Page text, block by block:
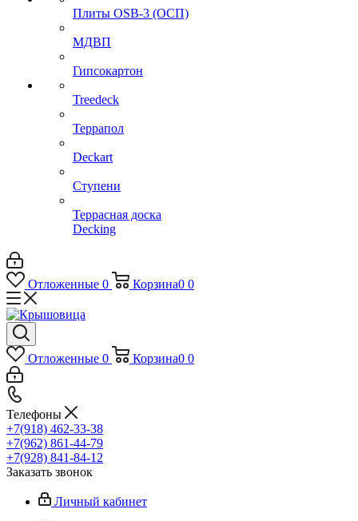
Плиты OSB-3 (ОСП)
МДВП
Гипсокартон
Treedeck
Террапол
Deckart
Ступени
Террасная доска
Decking
Отложенные 0 Корзина0 0
Отложенные 0 Корзина0 0
Телефоны
+7(918) 462-33-38
+7(962) 861-44-79
+7(928) 841-84-12
Заказать звонок
Личный кабинет